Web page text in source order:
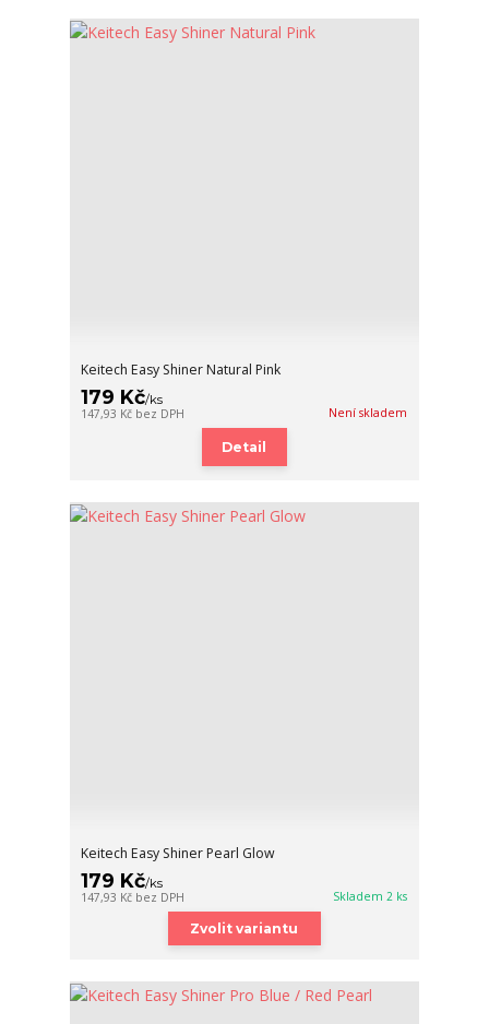
Keitech Easy Shiner Natural Pink
179 Kč/ks
147,93 Kč bez DPH Není skladem
Detail
Keitech Easy Shiner Pearl Glow
179 Kč/ks
147,93 Kč bez DPH Skladem 2 ks
Zvolit variantu